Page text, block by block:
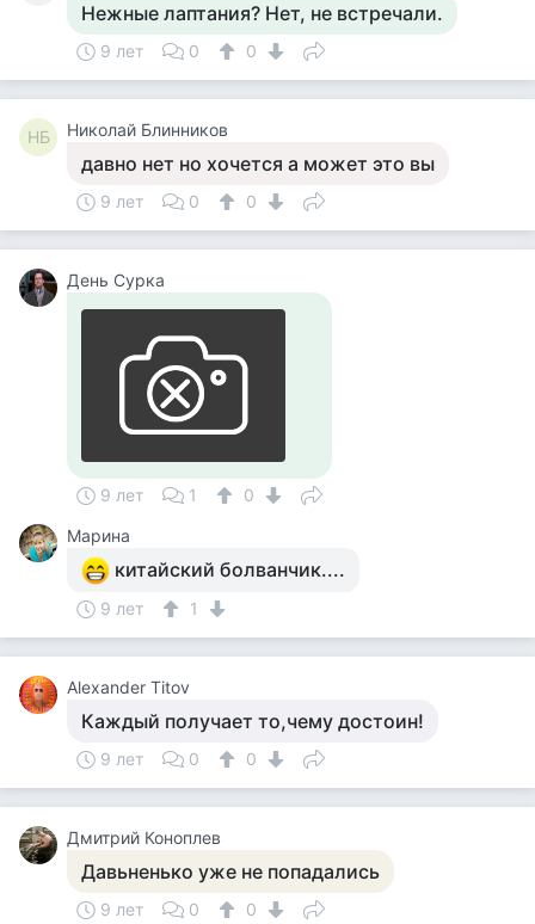
Нежные лаптания? Нет, не встречали.
9 лет 0 0
НБ Николай Блинников
давно нет но хочется а может это вы
9 лет 0 0
День Сурка
9 лет 1
0
Марина
китайский болванчик....
9 лет 1
Alexander Titov
Каждый получает то,чему достоин!
9 лет 0 0
Дмитрий Коноплев
Давьненько уже не попадались
9 лет 0 0